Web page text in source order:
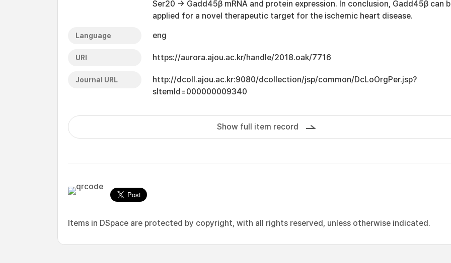
Ser20 → Gadd45β mRNA and protein expression. In conclusion, Gadd45β can
applied for a novel therapeutic target for the ischemic heart disease.
Language eng
URI https://aurora.ajou.ac.kr/handle/2018.oak/7716
Journal URL
http://dcoll.ajou.ac.kr:9080/dcollection/jsp/common/DcLoOrgPer.jsp?
sItemId=000000009340
Show full item record
Items in DSpace are protected by copyright, with all rights reserved, unless otherwise indicated.